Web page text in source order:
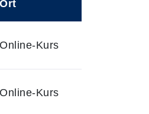
Ort
Online-Kurs
Online-Kurs